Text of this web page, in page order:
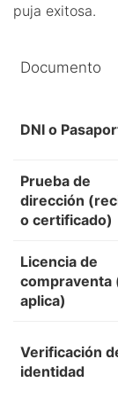
puja exitosa.
Documento
DNI o
Prueba de
dirección
o certificado)
Licencia de
compraventa
aplica)
Verificación
identidad